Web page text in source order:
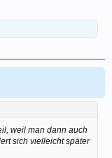
weil man dann auch
sich vielleicht später